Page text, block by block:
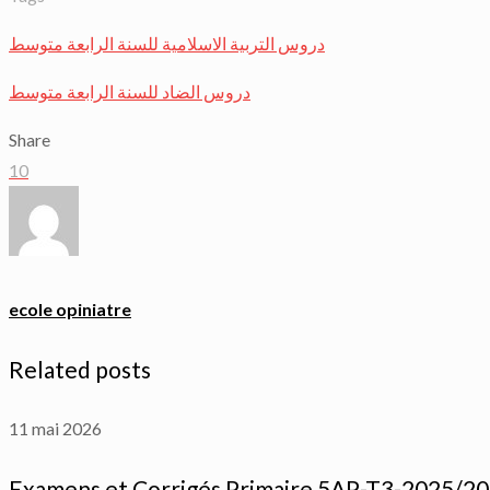
دروس التربية الاسلامية للسنة الرابعة متوسط
دروس الضاد للسنة الرابعة متوسط
Share
10
ecole opiniatre
Related posts
11 mai 2026